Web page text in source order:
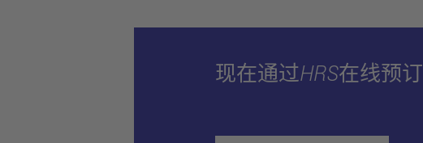
现在通过HRS在线预订